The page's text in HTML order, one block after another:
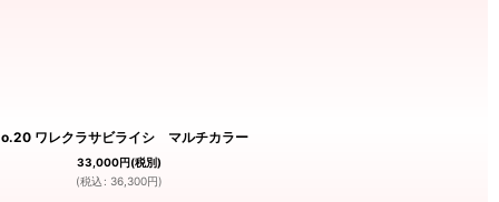
ワレクラサビライシ マルチカラー
33,000円(税別)
(税込 : 36,300円)